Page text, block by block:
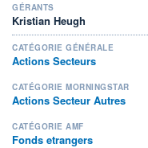
GÉRANTS
Kristian Heugh
CATÉGORIE GÉNÉRALE
Actions Secteurs
CATÉGORIE MORNINGSTAR
Actions Secteur Autres
CATÉGORIE AMF
Fonds etrangers